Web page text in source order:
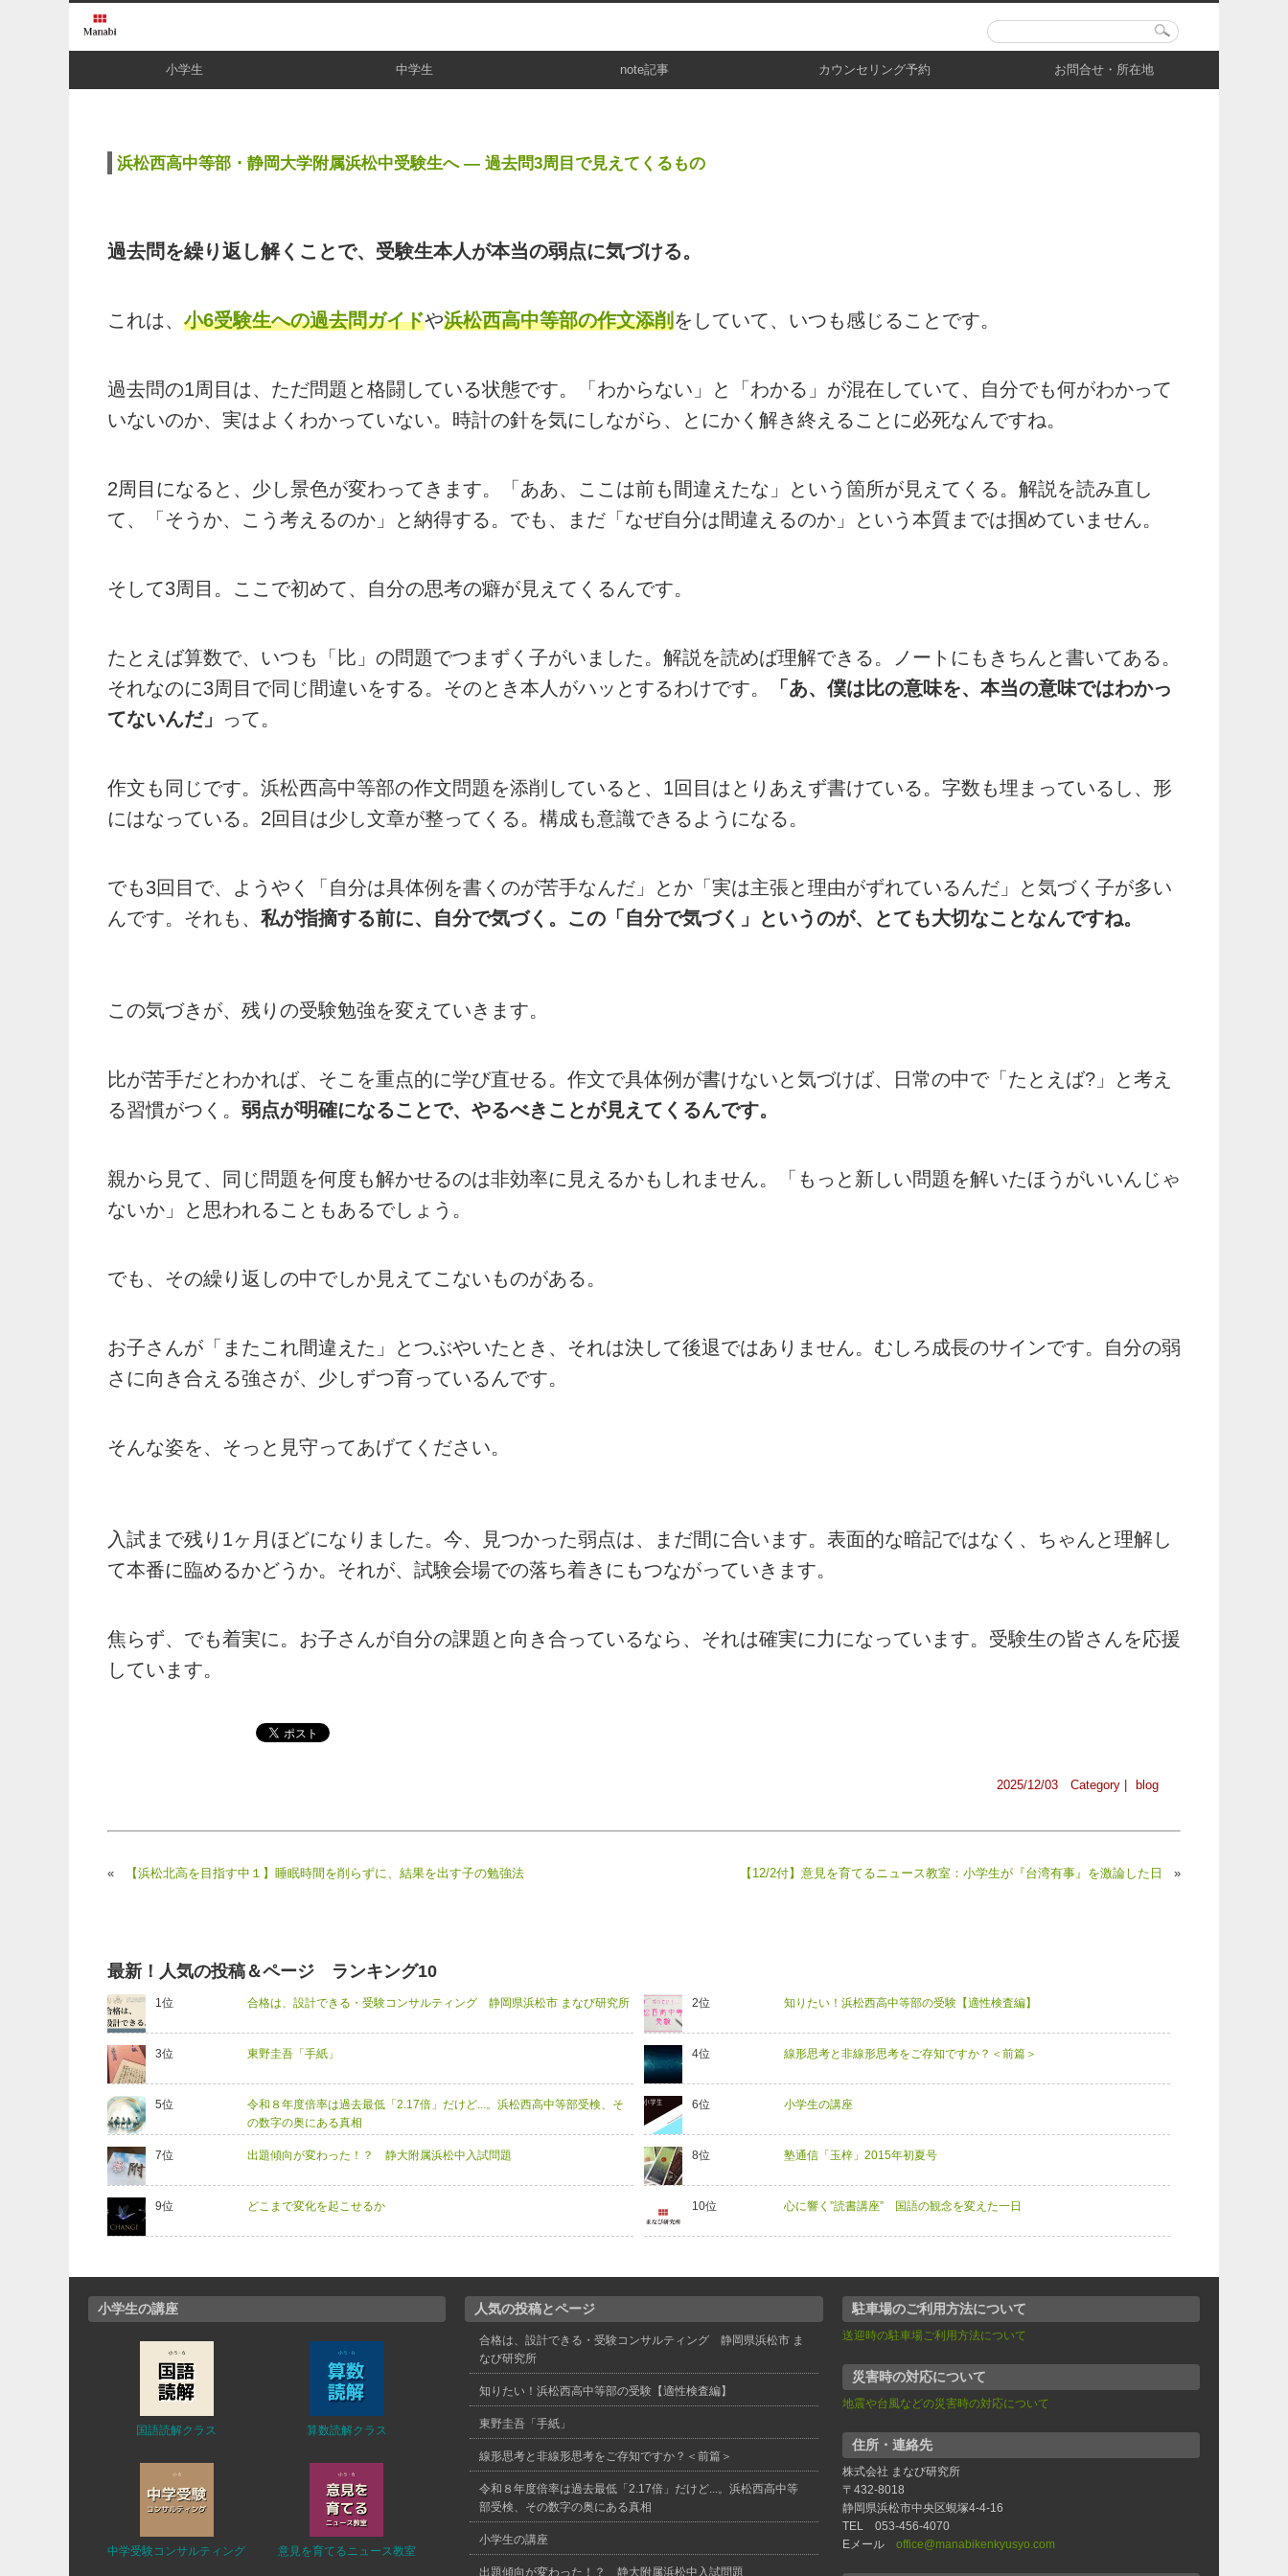
小学生 中学生 note記事 カウンセリング予約 お問合せ・所在地
浜松西高中等部・静岡大学附属浜松中受験生へ ― 過去問3周目で見えてくるもの
過去問を繰り返し解くことで、受験生本人が本当の弱点に気づける。
これは、 小6受験生への過去問ガイドや浜松西高中等部の作文添削をしていて、いつも感じることです。
過去問の1周目は、ただ問題と格闘している状態です。「わからない」と「わかる」が混在していて、自分でも何がわかって
いないのか、実はよくわかっていない。時計の針を気にしながら、とにかく解き終えることに必死なんですね。
2周目になると、少し景色が変わってきます。「ああ、ここは前も間違えたな」という箇所が見えてくる。解説を読み直し
て、「そうか、こう考えるのか」と納得する。でも、まだ「なぜ自分は間違えるのか」という本質までは掴めていません。
そして3周目。ここで初めて、自分の思考の癖が見えてくるんです。
たとえば算数で、いつも「比」の問題でつまずく子がいました。解説を読めば理解できる。ノートにもきちんと書いてある。
それなのに3周目で同じ間違いをする。そのとき本人がハッとするわけです。
「あ、僕は比の意味を、本当の意味ではわかっ
てないんだ」
って。
作文も同じです。浜松西高中等部の作文問題を添削していると、1回目はとりあえず書けている。字数も埋まっているし、形
にはなっている。2回目は少し文章が整ってくる。構成も意識できるようになる。
でも3回目で、ようやく「自分は具体例を書くのが苦手なんだ」とか「実は主張と理由がずれているんだ」と気づく子が多い
んです。それも、 私が指摘する前に、自分で気づく。この「自分で気づく」というのが、とても大切なことなんですね。
この気づきが、残りの受験勉強を変えていきます。
比が苦手だとわかれば、そこを重点的に学び直せる。作文で具体例が書けないと気づけば、日常の中で「たとえば?」と考え
る習慣がつく。 弱点が明確になることで、やるべきことが見えてくるんです。
親から見て、同じ問題を何度も解かせるのは非効率に見えるかもしれません。「もっと新しい問題を解いたほうがいいんじゃ
ないか」と思われることもあるでしょう。
でも、その繰り返しの中でしか見えてこないものがある。
お子さんが「またこれ間違えた」とつぶやいたとき、それは決して後退ではありません。むしろ成長のサインです。自分の弱
さに向き合える強さが、少しずつ育っているんです。
そんな姿を、そっと見守ってあげてください。
入試まで残り1ヶ月ほどになりました。今、見つかった弱点は、まだ間に合います。表面的な暗記ではなく、ちゃんと理解し
て本番に臨めるかどうか。それが、試験会場での落ち着きにもつながっていきます。
焦らず、でも着実に。お子さんが自分の課題と向き合っているなら、それは確実に力になっています。受験生の皆さんを応援
しています。
2025/12/03 Category | blog
« 【浜松北高を目指す中１】睡眠時間を削らずに、結果を出す子の勉強法 【12/2付】意見を育てるニュース教室：小学生が『台湾有事』を激論した日 »
最新！人気の投稿＆ページ ランキング10
合格は、設計できる・受験コンサルティング 静岡県浜松市 まなび研究所 知りたい！浜松西高中等部の受験【適性検査編】
東野圭吾「手紙」 線形思考と非線形思考をご存知ですか？＜前篇＞
令和８年度倍率は過去最低「2.17倍」だけど...。浜松西高中等部受検、そ
の数字の奥にある真相
小学生の講座
出題傾向が変わった！？ 静大附属浜松中入試問題 塾通信「玉梓」2015年初夏号
どこまで変化を起こせるか 心に響く”読書講座” 国語の観念を変えた一日
小学生の講座
国語読解クラス 算数読解クラス
中学受験コンサルティング 意見を育てるニュース教室
人気の投稿とページ
合格は、設計できる・受験コンサルティング 静岡県浜松市 ま
なび研究所
知りたい！浜松西高中等部の受験【適性検査編】
東野圭吾「手紙」
線形思考と非線形思考をご存知ですか？＜前篇＞
令和８年度倍率は過去最低「2.17倍」だけど...。浜松西高中等
部受検、その数字の奥にある真相
小学生の講座
出題傾向が変わった！？ 静大附属浜松中入試問題
駐車場のご利用方法について
送迎時の駐車場ご利用方法について
災害時の対応について
地震や台風などの災害時の対応について
住所・連絡先
株式会社 まなび研究所
〒432-8018
静岡県浜松市中央区蜆塚4-4-16
TEL 053-456-4070
Eメール office@manabikenkyusyo.com